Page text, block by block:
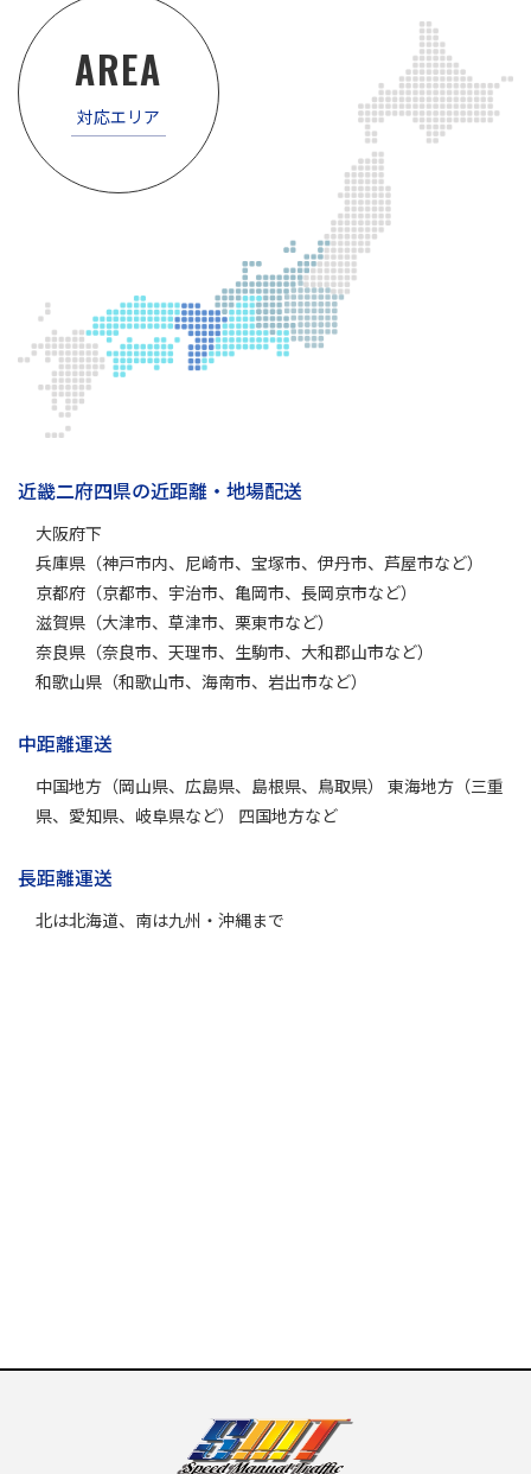
AREA
対応エリア
近畿二府四県の近距離・地場配送
大阪府下
兵庫県（神戸市内、尼崎市、宝塚市、伊丹市、芦屋市など）
京都府（京都市、宇治市、亀岡市、長岡京市など）
滋賀県（大津市、草津市、栗東市など）
奈良県（奈良市、天理市、生駒市、大和郡山市など）
和歌山県（和歌山市、海南市、岩出市など）
中距離運送
中国地方（岡山県、広島県、島根県、鳥取県） 東海地方（三重
県、愛知県、岐阜県など） 四国地方など
長距離運送
北は北海道、南は九州・沖縄まで